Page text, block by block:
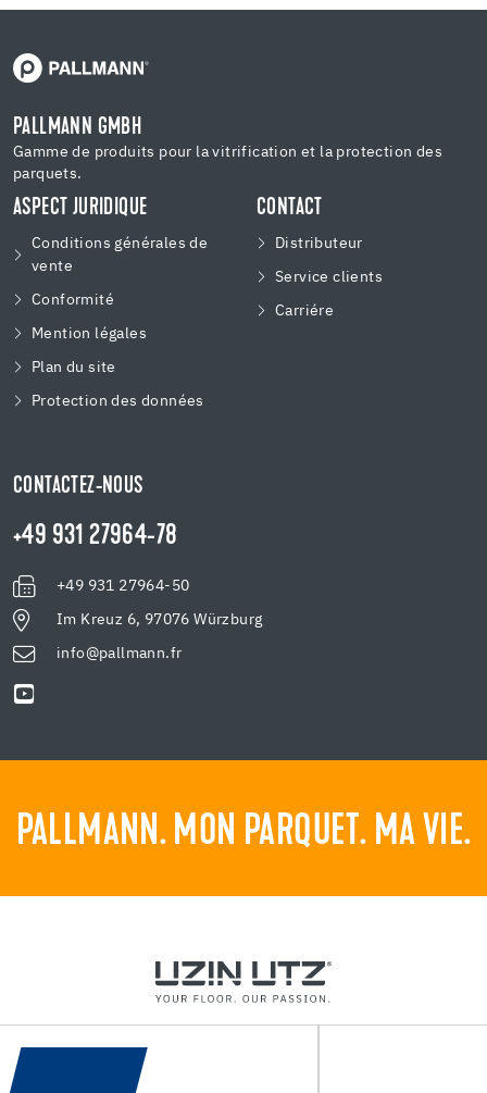
PALLMANN GMBH
Gamme de produits pour la vitrification et la protection des
parquets.
ASPECT JURIDIQUE
Conditions générales de
vente
Conformité
Mention légales
Plan du site
Protection des données
CONTACT
Distributeur
Service clients
Carriére
CONTACTEZ-NOUS
+49 931 27964-78
+49 931 27964-50
Im Kreuz 6, 97076 Würzburg
info@pallmann.fr
PALLMANN. MON PARQUET. MA VIE.